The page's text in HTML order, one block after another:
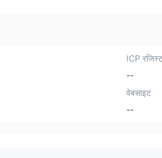
ICP
--
वेबसाइट
--